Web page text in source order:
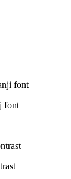
font
font